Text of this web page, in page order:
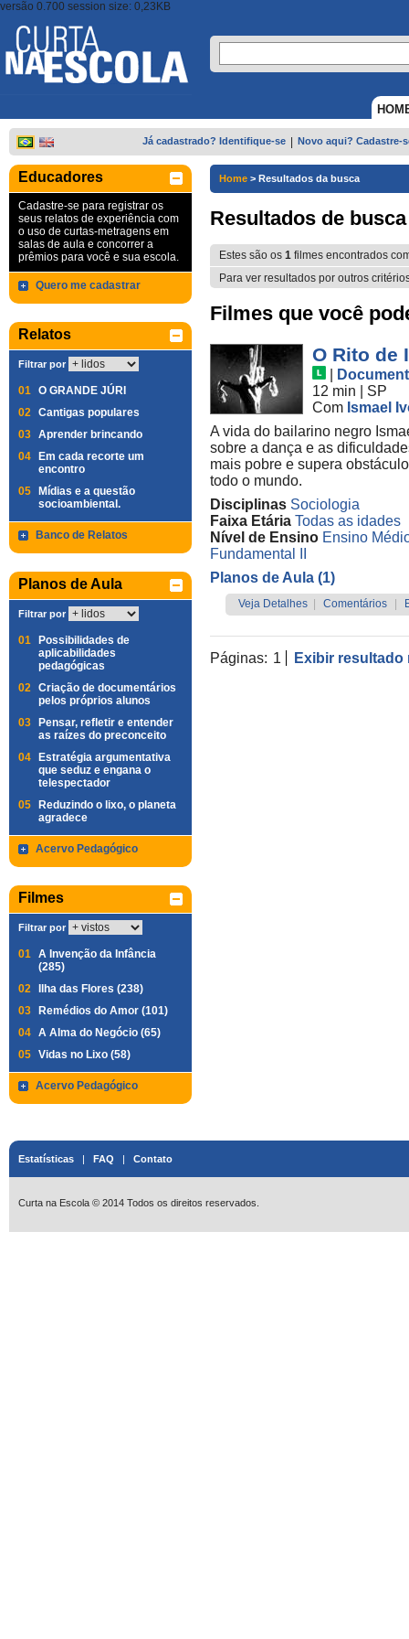
versão 0.700 session size: 0,23KB
Já cadastrado? Identifique-se Novo aqui? Cadastre-
Educadores
Cadastre-se para registrar os
seus relatos de experiência com
o uso de curtas-metragens em
salas de aula e concorrer a
prêmios para você e sua escola.
Quero me cadastrar
Relatos
Filtrar por
01 O GRANDE JÚRI
02 Cantigas populares
03 Aprender brincando
04
Em cada recorte um
encontro
05
Mídias e a questão
socioambiental.
Banco de Relatos
Planos de Aula
Filtrar por
01
Possibilidades de
aplicabilidades
pedagógicas
02 Criação de documentários
pelos próprios alunos
03
Pensar, refletir e entender
as raízes do preconceito
04
Estratégia argumentativa
que seduz e engana o
telespectador
05
Reduzindo o lixo, o planeta
agradece
Acervo Pedagógico
Filmes
Filtrar por
01 A Invenção da Infância
(285)
02
Ilha das Flores (238)
03
Remédios do Amor (101)
04 A Alma do Negócio (65)
05 Vidas no Lixo (58)
Acervo Pedagógico
Home > Resultados da busca
Resultados de busca
Estes são os 1 filmes encontrados
Para ver resultados por outros
Filmes que você
O Rito de
12 min
SP
Com Ismael
A vida do bailarino negro
sobre a dança e as
mais pobre e supera
todo o mundo.
Disciplinas Sociologia
Faixa Etária Todas as idades
Nível de Ensino Ensino
Fundamental II
Planos de Aula (1)
Veja Detalhes Comentários
Páginas: 1 Exibir resultado
Estatísticas | FAQ | Contato
Curta na Escola © 2014 Todos os direitos reservados.